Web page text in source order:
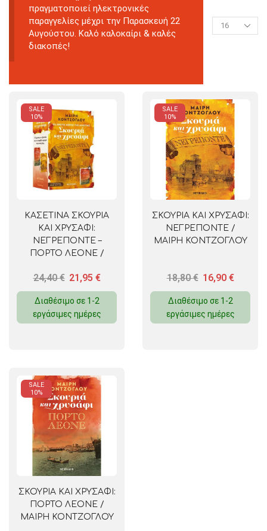
πραγματοποιεί ηλεκτρονικές
παραγγελίες μέχρι την Παρασκευή 22
Αυγούστου. Καλό καλοκαίρι & καλές
διακοπές!
SALE
10%
ΚΑΣΕΤΙΝΑ ΣΚΟΥΡΙΑ
ΚΑΙ ΧΡΥΣΑΦΙ:
ΝΕΓΡΕΠΟΝΤΕ –
ΠΟΡΤΟ ΛΕΟΝΕ /
24,40€ 21,95 €
Διαθέσιμο σε 1-2
εργάσιμες ημέρες
SALE
10%
ΣΚΟΥΡΙΑ ΚΑΙ ΧΡΥΣΑΦΙ:
ΝΕΓΡΕΠΟΝΤΕ /
ΜΑΙΡΗ ΚΟΝΤΖΟΓΛΟΥ
18,80€ 16,90 €
Διαθέσιμο σε 1-2
εργάσιμες ημέρες
SALE
10%
ΣΚΟΥΡΙΑ ΚΑΙ ΧΡΥΣΑΦΙ:
ΠΟΡΤΟ ΛΕΟΝΕ /
ΜΑΙΡΗ ΚΟΝΤΖΟΓΛΟΥ